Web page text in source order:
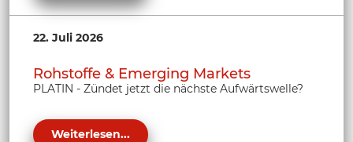
22. Juli 2026
Rohstoffe & Emerging Markets
PLATIN - Zündet jetzt die nächste Aufwärtswelle?
Weiterlesen...